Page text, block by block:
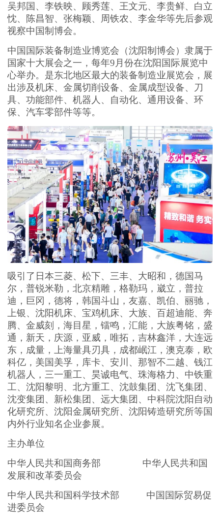
吴邦国、李铁映、顾秀莲、王文元、李贵鲜、白立
忱、陈昌智、张梅颖、周铁农、李金华等先后参观
视察中国制博会。
中国国际装备制造业博览会（沈阳制博会）隶属于
国家十大展会之一，每年9月份在沈阳国际展览中
心举办。是东北地区最大的装备制造业展览会，展
出涉及机床、金属切削设备、金属成型设备、刀
具、功能部件、机器人、自动化、通用设备、环
保、汽车零部件等等。
吸引了日本三菱、松下、三丰、大昭和，德国马
尔，普锐米勒，北京精雕，格勒玛，崴立，普拉
迪，巨冈，德将，韩国斗山，友嘉、凯伯、丽驰，
上银、沈阳机床、宝鸡机床、大族、百超迪能、奔
腾、金威刻，海目星，镭鸣，汇能，大族粤铭，盛
通，新天，庆源，亚威，唯拓，吉林鑫洋，大连远
东，成量，上海量具刃具，成都岷江，澳克泰，欧
科亿，美国美孚，库卡、安川、那智不二越、钱江
机器人，三一重工、昊诚电气、珠海格力、中铁重
工、沈阳黎明、北方重工、沈鼓集团、沈飞集团、
沈变集团、新松集团、远大集团、中科院沈阳自动
化研究所、沈阳金属研究所、沈阳铸造研究所等国
内外行业知名企业参展。
主办单位
中华人民共和国商务部 中华人民共和国
发展和改革委员会
中华人民共和国科学技术部 中国国际贸易促
进委员会